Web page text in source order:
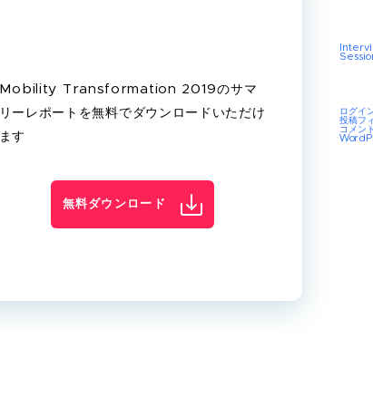
Mobility Transformation 2019のサマ
リーレポートを無料でダウンロードいただけ
ます
無料ダウンロード
ログイ
投稿フ
コメン